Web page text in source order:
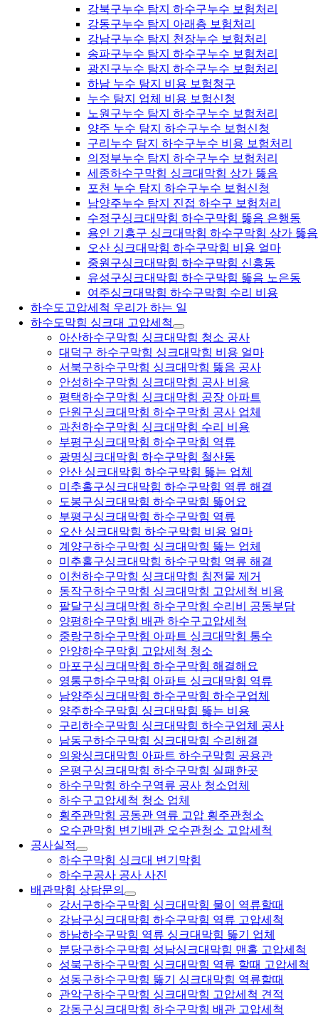
강북구누수 탐지 하수구누수 보험처리
강동구누수 탐지 아래층 보험처리
강남구누수 탐지 천장누수 보험처리
송파구누수 탐지 하수구누수 보험처리
광진구누수 탐지 하수구누수 보험처리
하남 누수 탐지 비용 보험청구
누수 탐지 업체 비용 보험신청
노원구누수 탐지 하수구누수 보험처리
양주 누수 탐지 하수구누수 보험신청
구리누수 탐지 하수구누수 비용 보험처리
의정부누수 탐지 하수구누수 보험처리
세종하수구막힘 싱크대막힘 상가 뚫음
포천 누수 탐지 하수구누수 보험신청
남양주누수 탐지 진접 하수구 보험처리
수정구싱크대막힘 하수구막힘 뚫음 은행동
용인 기흥구 싱크대막힘 하수구막힘 상가 뚫음
오산 싱크대막힘 하수구막힘 비용 얼마
중원구싱크대막힘 하수구막힘 신흥동
유성구싱크대막힘 하수구막힘 뚫음 노은동
여주싱크대막힘 하수구막힘 수리 비용
하수도고압세척 우리가 하는 일
하수도막힘 싱크대 고압세척
아산하수구막힘 싱크대막힘 청소 공사
대덕구 하수구막힘 싱크대막힘 비용 얼마
서북구하수구막힘 싱크대막힘 뚫음 공사
안성하수구막힘 싱크대막힘 공사 비용
평택하수구막힘 싱크대막힘 공장 아파트
단원구싱크대막힘 하수구막힘 공사 업체
과천하수구막힘 싱크대막힘 수리 비용
부평구싱크대막힘 하수구막힘 역류
광명싱크대막힘 하수구막힘 철산동
안산 싱크대막힘 하수구막힘 뚫는 업체
미추홀구싱크대막힘 하수구막힘 역류 해결
도봉구싱크대막힘 하수구막힘 뚫어요
부평구싱크대막힘 하수구막힘 역류
오산 싱크대막힘 하수구막힘 비용 얼마
계양구하수구막힘 싱크대막힘 뚫는 업체
미추홀구싱크대막힘 하수구막힘 역류 해결
이천하수구막힘 싱크대막힘 침전물 제거
동작구하수구막힘 싱크대막힘 고압세척 비용
팔달구싱크대막힘 하수구막힘 수리비 공동부담
양평하수구막힘 배관 하수구고압세척
중랑구하수구막힘 아파트 싱크대막힘 통수
안양하수구막힘 고압세척 청소
마포구싱크대막힘 하수구막힘 해결해요
영통구하수구막힘 아파트 싱크대막힘 역류
남양주싱크대막힘 하수구막힘 하수구업체
양주하수구막힘 싱크대막힘 뚫는 비용
구리하수구막힘 싱크대막힘 하수구업체 공사
남동구하수구막힘 싱크대막힘 수리해결
의왕싱크대막힘 아파트 하수구막힘 공용관
은평구싱크대막힘 하수구막힘 실패한곳
하수구막힘 하수구역류 공사 청소업체
하수구고압세척 청소 업체
횡주관막힘 공동관 역류 고압 횡주관청소
오수관막힘 변기배관 오수관청소 고압세척
공사실적
하수구막힘 싱크대 변기막힘
하수구공사 공사 사진
배관막힘 상담문의
강서구하수구막힘 싱크대막힘 물이 역류할때
강남구싱크대막힘 하수구막힘 역류 고압세척
하남하수구막힘 역류 싱크대막힘 뚫기 업체
분당구하수구막힘 성남싱크대막힘 맨홀 고압세척
성북구하수구막힘 싱크대막힘 역류 할때 고압세척
성동구하수구막힘 뚫기 싱크대막힘 역류할때
관악구하수구막힘 싱크대막힘 고압세척 견적
강동구싱크대막힘 하수구막힘 배관 고압세척